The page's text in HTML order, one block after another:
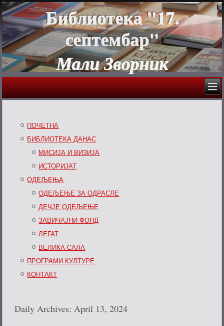
Библиотека "17.
септембар"
Мали Зворник
ПОЧЕТНА
БИБЛИОТЕКА ДАНАС
МИСИЈА И ВИЗИЈА
ИСТОРИЈАТ
ОДЕЉЕЊА
ОДЕЉЕЊЕ ЗА ОДРАСЛЕ
ДЕЧЈЕ ОДЕЉЕЊЕ
ЗАВИЧАЈНИ ФОНД
ЛЕГАТ
ВЕЛИКА САЛА
ПРОГРАМИ КУЛТУРЕ
КОНТАКТ
Daily Archives:April 13, 2024